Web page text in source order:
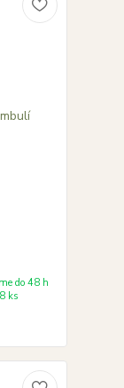
do 48 h
ks